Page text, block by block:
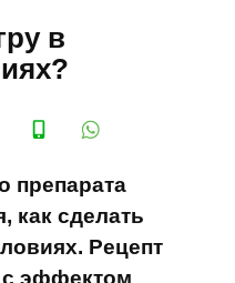
в
препарата
как сделать
Рецепт
с эффектом